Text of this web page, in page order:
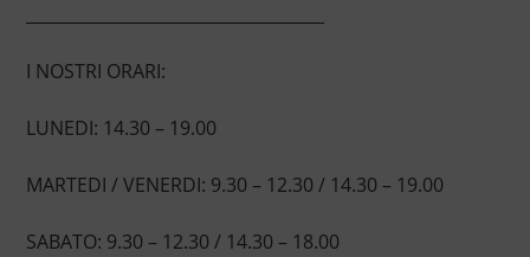
I NOSTRI ORARI:
LUNEDI: 14.30 – 19.00
MARTEDI / VENERDI: 9.30 – 12.30 / 14.30 – 19.00
SABATO: 9.30 – 12.30 / 14.30 – 18.00